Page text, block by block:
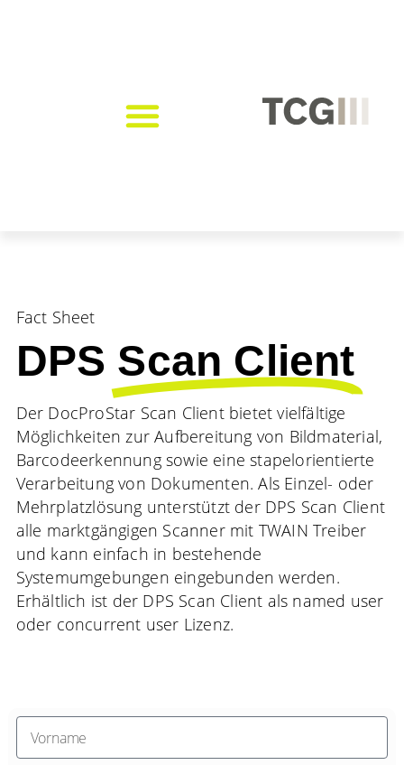
Fact Sheet
DPS Scan Client
Der DocProStar Scan Client bietet vielfältige
Möglichkeiten zur Aufbereitung von Bildmaterial,
Barcodeerkennung sowie eine stapelorientierte
Verarbeitung von Dokumenten. Als Einzel- oder
Mehrplatzlösung unterstützt der DPS Scan Client
alle marktgängigen Scanner mit TWAIN Treiber
und kann einfach in bestehende
Systemumgebungen eingebunden werden.
Erhältlich ist der DPS Scan Client als named user
oder concurrent user Lizenz.